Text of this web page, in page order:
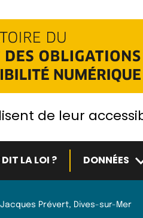
de leur
DIT LA LOI ? DONNÉES
Prévert, Dives-sur-Mer